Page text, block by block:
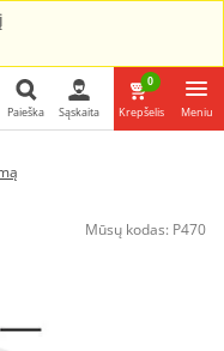
Paieška Sąskaita
0
Krepšelis Meniu
Mūsų kodas: P470